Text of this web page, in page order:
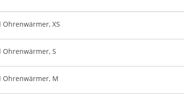
XS
S
Ohrenwärmer, M